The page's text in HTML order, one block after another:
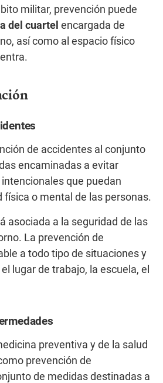
militar, prevención puede
del cuartel encargada de
así como al espacio físico
de accidentes al conjunto
encaminadas a evitar
que puedan
física o mental de las personas.
asociada a la seguridad de las
La prevención de
a todo tipo de situaciones y
lugar de trabajo, la escuela, el
preventiva y de la salud
prevención de
de medidas destinadas a